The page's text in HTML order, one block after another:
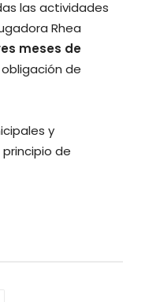
las actividades
Rhea
meses de
de
y
de